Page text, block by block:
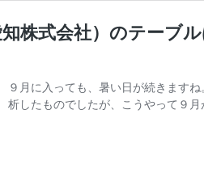
知株式会社）のテー
９月に入っても、暑い日が続きます
析したものでしたが、こうやって９